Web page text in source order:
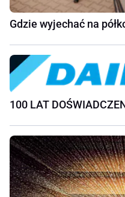
Gdzie wyjechać na
100 LAT